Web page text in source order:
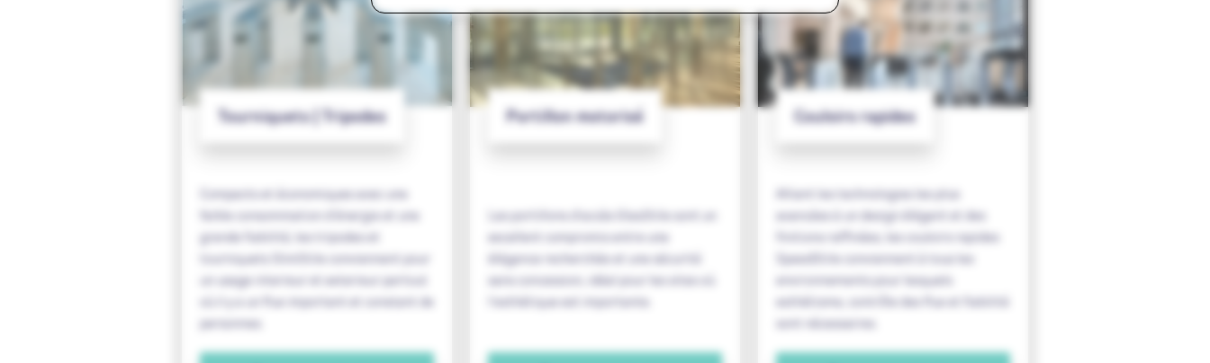
Tourniquets | Tripodes
Compacts et économiques avec une
faible consommation d’énergie et une
grande fiabilité, les tripodes et
tourniquets SlimStile conviennent pour
un usage interieur et exterieur partout
où il y a un flux important et constant de
personnes.
Portillon motorisé
Les portillons d'accès GlasStile sont un
excellent compromis entre une
élégance recherchée et une sécurité
sans concession, idéal pour les sites où
l'esthétique est importante.
Couloirs rapides
Alliant les technologies les plus
avancées à un design élégant et des
finitions raffinées, les couloirs rapides
SpeedStile conviennent à tous les
environnements pour lesquels
esthétisme, contrôle des flux et fiabilité
sont nécessaires.